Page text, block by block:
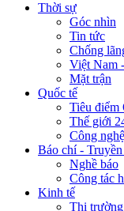
Thời sự
Góc nhìn
Tin tức
Chống
Việt Nam
Mặt trận
Quốc tế
Tiêu điểm
Thế giới
Công nghệ
Báo chí -
Nghề báo
Công tác
Kinh tế
Thị